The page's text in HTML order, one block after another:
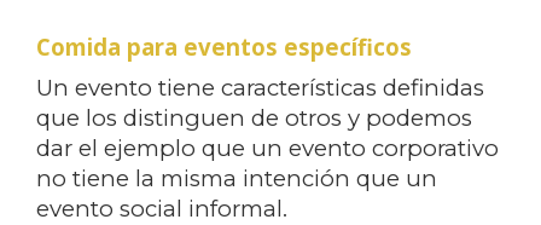
Comida para eventos específicos
Un evento tiene características definidas
que los distinguen de otros y podemos
dar el ejemplo que un evento corporativo
no tiene la misma intención que un
evento social informal.